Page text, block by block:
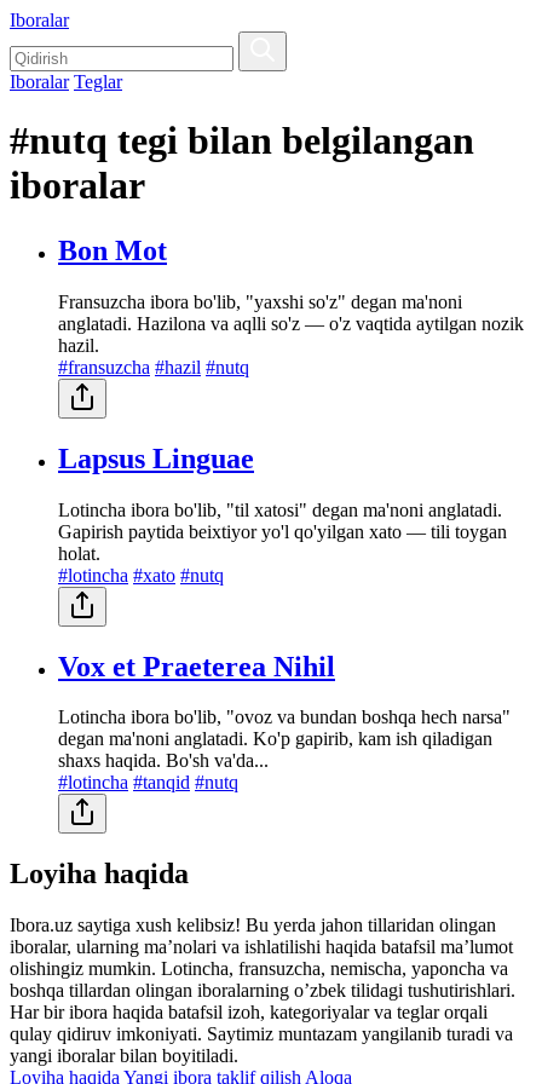
Iboralar
Iboralar Teglar
#nutq tegi bilan belgilangan
iboralar
Bon Mot
Fransuzcha ibora bo'lib, "yaxshi so'z" degan ma'noni
anglatadi. Hazilona va aqlli so'z — o'z vaqtida aytilgan nozik
hazil.
#fransuzcha #hazil #nutq
Lapsus Linguae
Lotincha ibora bo'lib, "til xatosi" degan ma'noni anglatadi.
Gapirish paytida beixtiyor yo'l qo'yilgan xato — tili toygan
holat.
#lotincha #xato #nutq
Vox et Praeterea Nihil
Lotincha ibora bo'lib, "ovoz va bundan boshqa hech narsa"
degan ma'noni anglatadi. Ko'p gapirib, kam ish qiladigan
shaxs haqida. Bo'sh va'da...
#lotincha #tanqid #nutq
Loyiha haqida
Ibora.uz saytiga xush kelibsiz! Bu yerda jahon tillaridan olingan
iboralar, ularning maʼnolari va ishlatilishi haqida batafsil maʼlumot
olishingiz mumkin. Lotincha, fransuzcha, nemischa, yaponcha va
boshqa tillardan olingan iboralarning oʼzbek tilidagi tushutirishlari.
Har bir ibora haqida batafsil izoh, kategoriyalar va teglar orqali
qulay qidiruv imkoniyati. Saytimiz muntazam yangilanib turadi va
yangi iboralar bilan boyitiladi.
Loyiha haqida Yangi ibora taklif qilish Aloqa